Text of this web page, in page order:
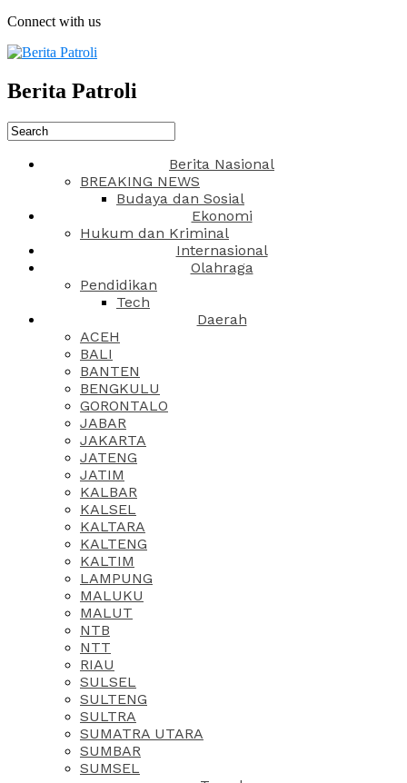
Connect with us
Berita Patroli
Berita Nasional
BREAKING NEWS
Budaya dan Sosial
Ekonomi
Hukum dan Kriminal
Internasional
Olahraga
Pendidikan
Tech
Daerah
ACEH
BALI
BANTEN
BENGKULU
GORONTALO
JABAR
JAKARTA
JATENG
JATIM
KALBAR
KALSEL
KALTARA
KALTENG
KALTIM
LAMPUNG
MALUKU
MALUT
NTB
NTT
RIAU
SULSEL
SULTENG
SULTRA
SUMATRA UTARA
SUMBAR
SUMSEL